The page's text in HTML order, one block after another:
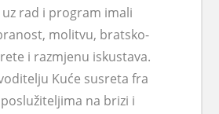
rad i program imali
molitvu, bratsko-
i razmjenu iskustava.
Kuće susreta fra
na brizi i